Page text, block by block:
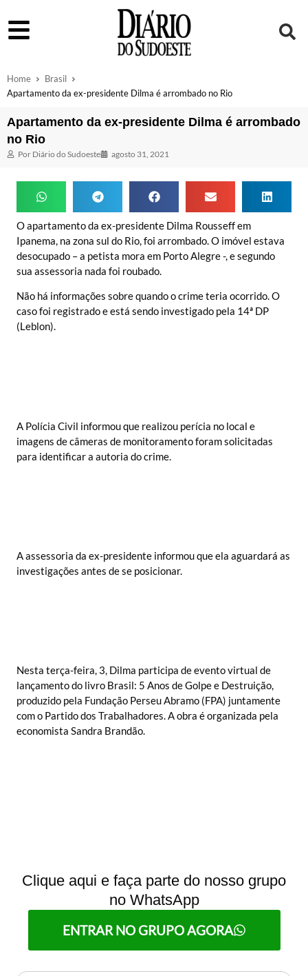
Home
Brasil
Apartamento da ex-presidente Dilma é arrombado no Rio
Apartamento da ex-presidente Dilma é arrombado
no Rio
Por Diário do Sudoeste agosto 31, 2021
O apartamento da ex-presidente Dilma Rousseff em
Ipanema, na zona sul do Rio, foi arrombado. O imóvel estava
desocupado – a petista mora em Porto Alegre -, e segundo
sua assessoria nada foi roubado.
Não há informações sobre quando o crime teria ocorrido. O
caso foi registrado e está sendo investigado pela 14ª DP
(Leblon).
A Polícia Civil informou que realizou perícia no local e
imagens de câmeras de monitoramento foram solicitadas
para identificar a autoria do crime.
A assessoria da ex-presidente informou que ela aguardará as
investigações antes de se posicionar.
Nesta terça-feira, 3, Dilma participa de evento virtual de
lançamento do livro Brasil: 5 Anos de Golpe e Destruição,
produzido pela Fundação Perseu Abramo (FPA) juntamente
com o Partido dos Trabalhadores. A obra é organizada pela
economista Sandra Brandão.
Clique aqui e faça parte do nosso grupo
no WhatsApp
ENTRAR NO GRUPO AGORA